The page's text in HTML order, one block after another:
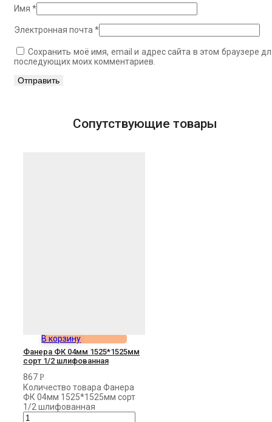
Имя *
Электронная почта *
Сохранить моё имя, email и адрес сайта в этом браузере
последующих моих комментариев.
Сопутствующие товары
В корзину
Фанера ФК 04мм 1525*1525мм
сорт 1/2 шлифованная
867 Р
Количество товара Фанера
ФК 04мм 1525*1525мм сорт
1/2 шлифованная